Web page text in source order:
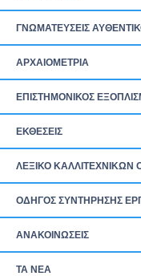
ΓΝΩΜΑΤΕΥΣΕΙΣ
ΑΡΧΑΙΟΜΕΤΡΙΑ
ΕΠΙΣΤΗΜΟΝΙΚΟΣ
ΕΚΘΕΣΕΙΣ
ΛΕΞΙΚΟ ΚΑΛΛΙΤΕΧΝΙΚΩΝ
ΟΔΗΓΟΣ ΣΥΝΤΗΡΗΣΗΣ
ΑΝΑΚΟΙΝΩΣΕΙΣ
ΤΑ ΝEΑ